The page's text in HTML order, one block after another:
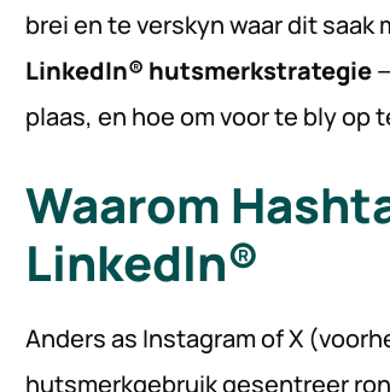
brei en te verskyn waar dit saak
LinkedIn® hutsmerkstrategie
plaas, en hoe om voor te bly op
Waarom
LinkedIn®
Anders as Instagram of X
hutsmerkgebruik gesentreer